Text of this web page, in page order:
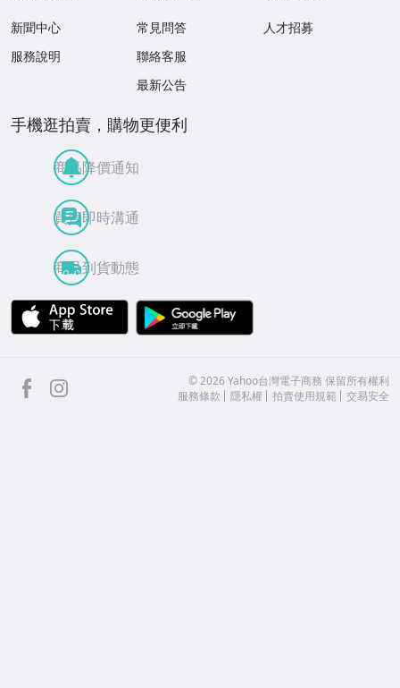
新聞中心
服務說明
常見問答
聯絡客服
最新公告
人才招募
手機逛拍賣，購物更便利
商品降價通知
買賣即時溝通
商品到貨動態
APP Store
facebook ©2026 Yahoo台灣電子商務 保留所有權利
服務條款
隱私權 拍賣使用規範 交易安全